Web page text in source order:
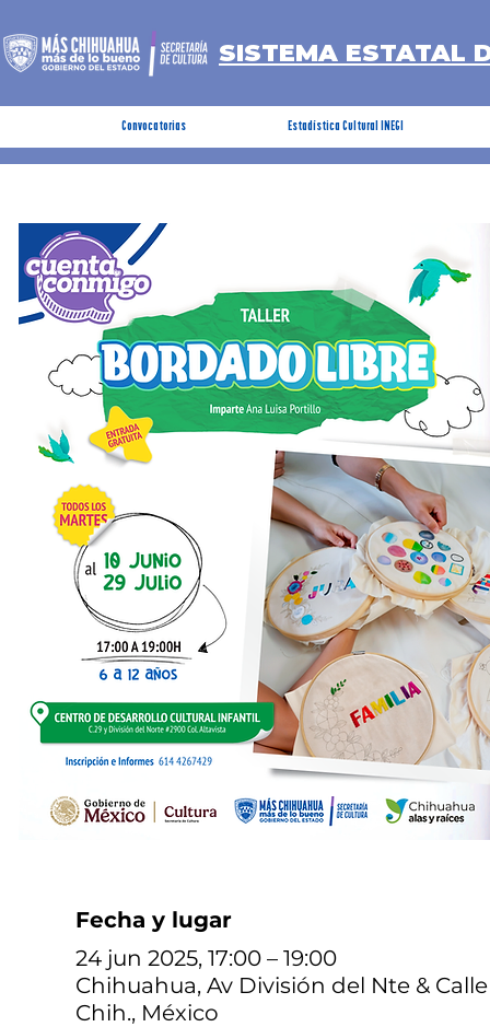
SISTEMA ESTATAL
Convocatorias Estadística Cultural INEGI
Fecha y lugar
24 jun 2025, 17:00 – 19:00
Chihuahua, Av División del Nte &
Chih., México